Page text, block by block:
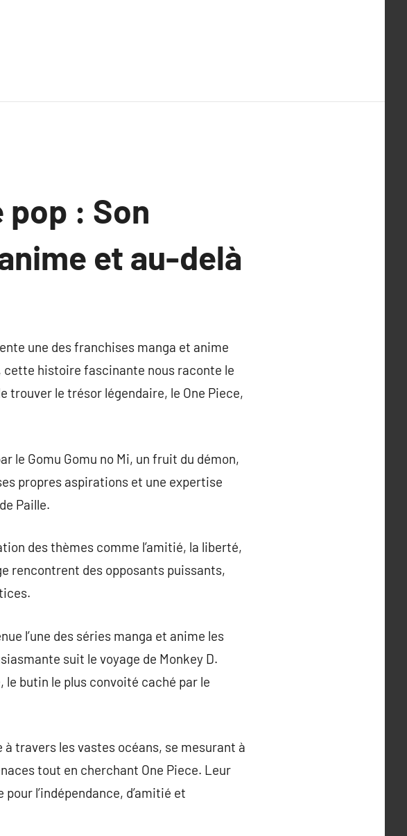
pop : Son
et au-delà
une des franchises manga et anime
cette histoire fascinante nous raconte le
trouver le trésor légendaire, le One Piece,
le Gomu Gomu no Mi, un fruit du démon,
propres aspirations et une expertise
Paille.
des thèmes comme l’amitié, la liberté,
rencontrent des opposants puissants,
l’une des séries manga et anime les
suit le voyage de Monkey D.
butin le plus convoité caché par le
à travers les vastes océans, se mesurant à
tout en cherchant One Piece. Leur
l’indépendance, d’amitié et